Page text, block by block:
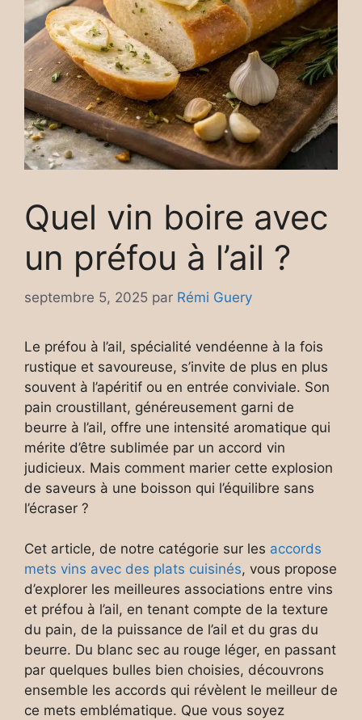
Quel vin boire avec
un préfou à l’ail ?
septembre 5, 2025 par Rémi Guery
Le préfou à l’ail, spécialité vendéenne à la fois
rustique et savoureuse, s’invite de plus en plus
souvent à l’apéritif ou en entrée conviviale. Son
pain croustillant, généreusement garni de
beurre à l’ail, offre une intensité aromatique qui
mérite d’être sublimée par un accord vin
judicieux. Mais comment marier cette explosion
de saveurs à une boisson qui l’équilibre sans
l’écraser ?
Cet article, de notre catégorie sur les accords
mets vins avec des plats cuisinés, vous propose
d’explorer les meilleures associations entre vins
et préfou à l’ail, en tenant compte de la texture
du pain, de la puissance de l’ail et du gras du
beurre. Du blanc sec au rouge léger, en passant
par quelques bulles bien choisies, découvrons
ensemble les accords qui révèlent le meilleur de
ce mets emblématique. Que vous soyez